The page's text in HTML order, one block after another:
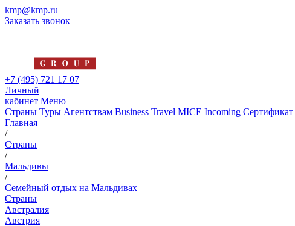
kmp@kmp.ru
Заказать звонок
+7 (495) 721 17 07
Личный
кабинет Меню
Страны Туры Агентствам Business Travel MICE Incoming Сертификат
Главная
/
Страны
/
Мальдивы
/
Семейный отдых на Мальдивах
Страны
Австралия
Австрия